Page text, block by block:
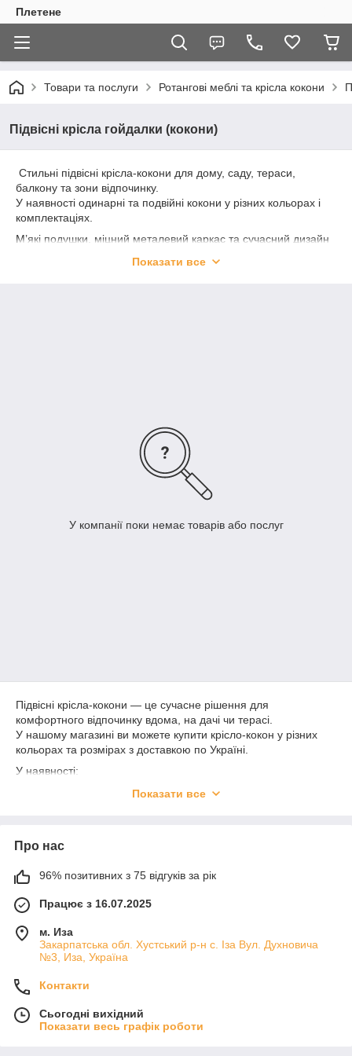
Плетене
Товари та послуги Ротангові меблі та крісла кокони
Підвісні крісла гойдалки (кокони)
Стильні підвісні крісла-кокони для дому, саду, тераси,
балкону та зони відпочинку.
У наявності одинарні та подвійні кокони у різних кольорах і
комплектаціях.
М’які подушки, міцний металевий каркас та сучасний дизайн
Показати все
У компанії поки немає товарів або послуг
Підвісні крісла-кокони — це сучасне рішення для
комфортного відпочинку вдома, на дачі чи терасі.
У нашому магазині ви можете купити крісло-кокон у різних
кольорах та розмірах з доставкою по Україні.
У наявності:
зону відпочинку.
Показати все
Про нас
96% позитивних з 75 відгуків за рік
Працює з 16.07.2025
м. Иза
Закарпатська обл. Хустський р-н с. Іза Вул. Духновича
№3, Иза, Україна
Контакти
Сьогодні вихідний
Показати весь графік роботи